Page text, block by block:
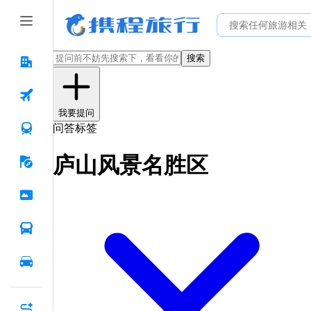
搜索
我要提问
问答标签
庐山风景名胜区